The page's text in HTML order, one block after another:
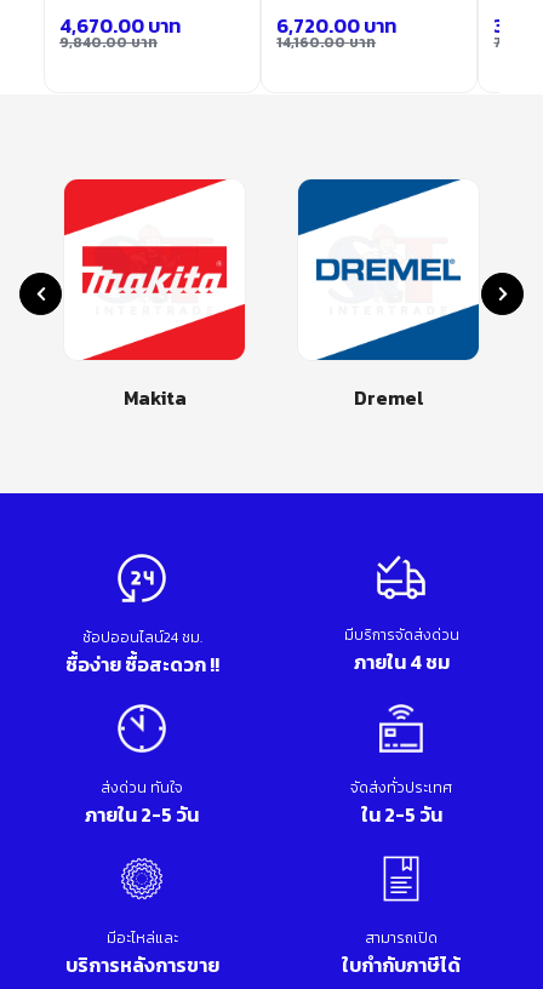
9,840.00บาท
4,670.00บาท
14,160.00บาท
6,720.00บาท
Dremel
ช้อปออนไลน์24 ชม.
ซื้อง่าย ซื้อสะดวก !!
มีบริการจัดส่งด่วน
ภายใน 4 ชม
ส่งด่วน ทันใจ
ภายใน 2-5 วัน
จัดส่งทั่วประเทศ
ใน 2-5 วัน
มีอะไหล่และ
บริการหลังการขาย
สามารถเปิด
ใบกำกับภาษีได้